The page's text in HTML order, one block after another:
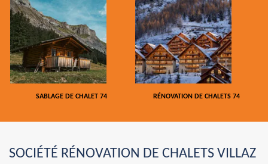
SABLAGE DE CHALET 74 RÉNOVATION DE CHALETS 74
SOCIÉTÉ RÉNOVATION DE CHALETS VILLAZ